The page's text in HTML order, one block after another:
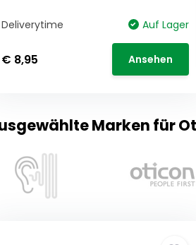
Deliverytime Auf Lager
€ 8,95 Ansehen
Marken für